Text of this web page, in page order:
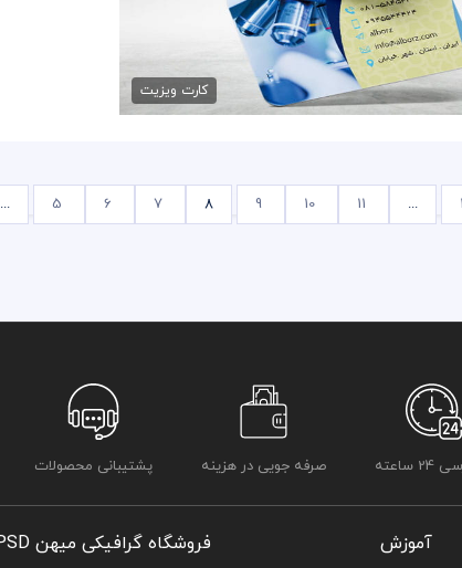
کارت ویزیت آزمایشگاه پزشکی
79,000 تومان
کارت ویزیت
... 5 6 7 8 9 10 11 ...
ساعته صرفه جویی در هزینه پشتیبانی محصولات
آموزش فروشگاه گرافیکی میهن PSD